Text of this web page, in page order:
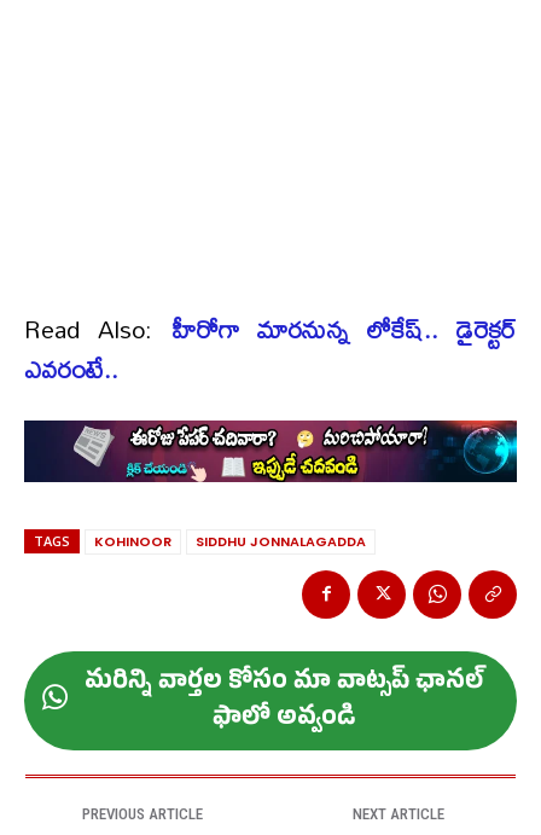
Read Also: హీరోగా మారనున్న లోకేష్.. డైరెక్టర్
ఎవరంటే..
TAGS KOHINOOR SIDDHU JONNALAGADDA
మ‌రిన్ని వార్త‌ల కోసం మా వాట్స‌ప్ ఛాన‌ల్
ఫాలో అవ్వండి
PREVIOUS ARTICLE NEXT ARTICLE